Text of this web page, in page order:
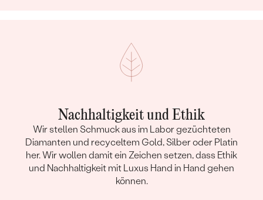
Nachhaltigkeit und Ethik
Wir stellen Schmuck aus im Labor gezüchteten
Diamanten und recyceltem Gold, Silber oder Platin
her. Wir wollen damit ein Zeichen setzen, dass Ethik
und Nachhaltigkeit mit Luxus Hand in Hand gehen
können.